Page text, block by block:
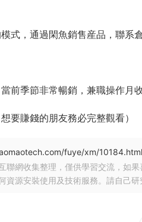
式，通過閑魚銷售産品，聯系
前季節非常暢銷，兼職操作月
要賺錢的朋友務必完整觀看）
fuye/xm/10184.html
聯網收集整理，僅供學習交流，如
資源安裝使用及技術服務。請自己研